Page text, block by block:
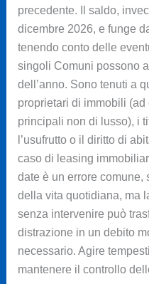
precedente. Il saldo,
dicembre 2026, e funge
tenendo conto delle
singoli Comuni possono
dell’anno. Sono tenuti a
proprietari di immobili
principali non di lusso), i
l’usufrutto o il diritto di
caso di leasing
date è un errore comune,
della vita quotidiana, ma
senza intervenire può
distrazione in un debito
necessario. Agire
mantenere il controllo